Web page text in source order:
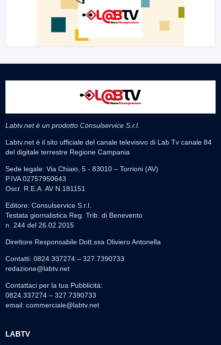
Labtv.net è un prodotto Consulservice S.r.l.
Labtv.net è il sito ufficiale del canale televisivo di Lab Tv canale 84
del digitale terrestre Regione Campania
Sede legale: Via Chiaio, 5 - 83010 – Torrioni (AV)
P.IVA 02757950643
Oscr. R.E.A. AV N.181151
Editore: Consulservice S.r.l.
Testata giornalistica Reg. Trib. di Benevento
n. 244 del 26.02.2015
Direttore Responsabile Dott.ssa Oliviero Antonella
Contatti: 0824.337274 – 327.7390733
redazione@labtv.net
Contattaci per la tua Pubblicità:
0824.337274 – 327.7390733
email: commerciale@labtv.net
LABTV